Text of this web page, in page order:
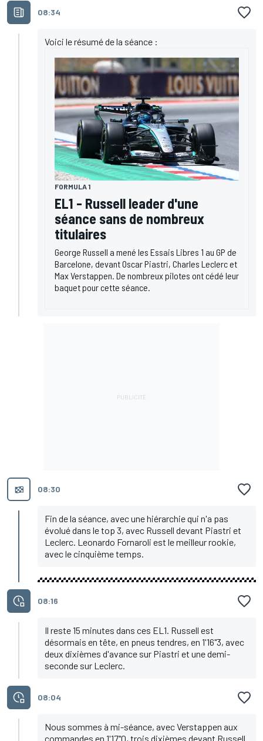
08:34
Voici le résumé de la séance :
FORMULA 1
EL1 - Russell leader d'une
séance sans de nombreux
titulaires
George Russell a mené les Essais Libres 1 au GP de
Barcelone, devant Oscar Piastri, Charles Leclerc et
Max Verstappen. De nombreux pilotes ont cédé leur
baquet pour cette séance.
08:30
Fin de la séance, avec une hiérarchie qui n'a pas
évolué dans le top 3, avec Russell devant Piastri et
Leclerc. Leonardo Fornaroli est le meilleur rookie,
avec le cinquième temps.
08:16
Il reste 15 minutes dans ces EL1. Russell est
désormais en tête, en pneus tendres, en 1'16"3, avec
deux dixièmes d'avance sur Piastri et une demi-
seconde sur Leclerc.
08:04
Nous sommes à mi-séance, avec Verstappen aux
commandes en 1'17"0, trois dixièmes devant Russell